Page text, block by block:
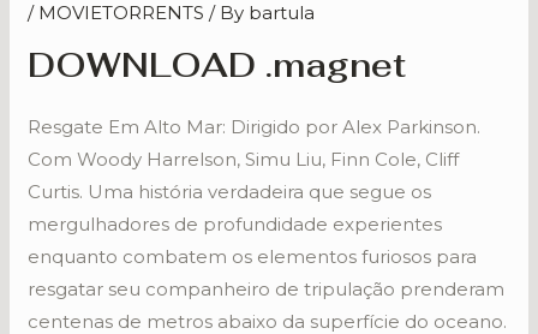
/ MOVIETORRENTS / By bartula
DOWNLOAD .magnet
Resgate Em Alto Mar: Dirigido por Alex Parkinson.
Com Woody Harrelson, Simu Liu, Finn Cole, Cliff
Curtis. Uma história verdadeira que segue os
mergulhadores de profundidade experientes
enquanto combatem os elementos furiosos para
resgatar seu companheiro de tripulação prenderam
centenas de metros abaixo da superfície do oceano.